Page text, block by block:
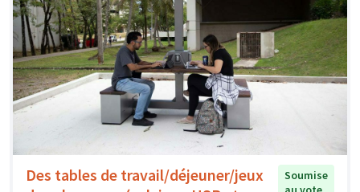
Des tables de travail/déjeuner/jeux
Soumise